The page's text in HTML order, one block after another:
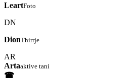
LeartFoto
DN
DionThirrje
AR
Artaaktive tani
☎